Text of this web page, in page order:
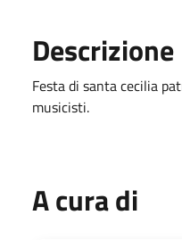
Descrizione
Festa di santa cecilia
musicisti.
A cura di